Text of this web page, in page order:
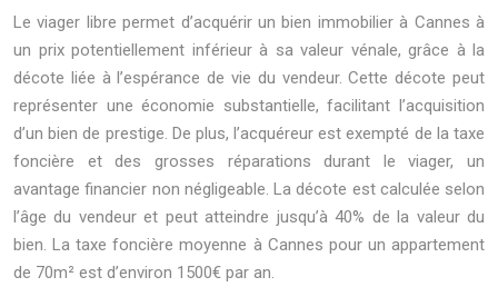
Le viager libre permet d’acquérir un bien immobilier à Cannes à
un prix potentiellement inférieur à sa valeur vénale, grâce à la
décote liée à l’espérance de vie du vendeur. Cette décote peut
représenter une économie substantielle, facilitant l’acquisition
d’un bien de prestige. De plus, l’acquéreur est exempté de la taxe
foncière et des grosses réparations durant le viager, un
avantage financier non négligeable. La décote est calculée selon
l’âge du vendeur et peut atteindre jusqu’à 40% de la valeur du
bien. La taxe foncière moyenne à Cannes pour un appartement
de 70m² est d’environ 1500€ par an.